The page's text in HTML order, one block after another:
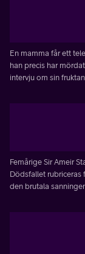
En mamma får ett
han precis har
intervju om sin
Femårige Sir Ameir
Dödsfallet rubriceras
den brutala